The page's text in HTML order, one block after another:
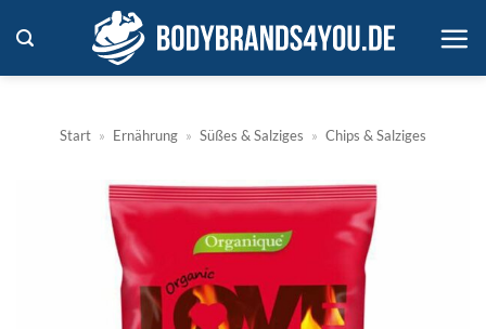
Inhalt
springen
Start » Ernährung » Süßes & Salziges » Chips & Salziges